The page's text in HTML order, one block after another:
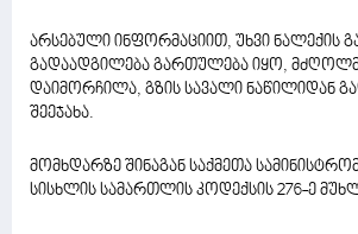
არსებული ინფორმაციით, უხვი ნალექის
გადაადგილება გართულება იყო,
დაიმორჩილა, გზის სავალი ნაწილიდან
შეეჯახა.
მომხდარზე შინაგან საქმეთა
სისხლის სამართლის კოდექსის 276-ე